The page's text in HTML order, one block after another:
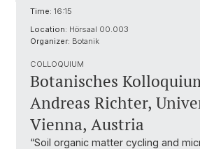
Time: 16:15
Location: Hörsaal 00.003
Organizer: Botanik
COLLOQUIUM
Botanisches
Andreas Richter,
Vienna, Austria
“Soil organic matter cycling and